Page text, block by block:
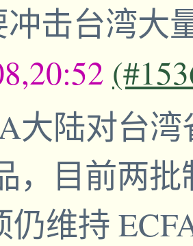
冲击台湾大
大陆对台
，目前两
仍维持